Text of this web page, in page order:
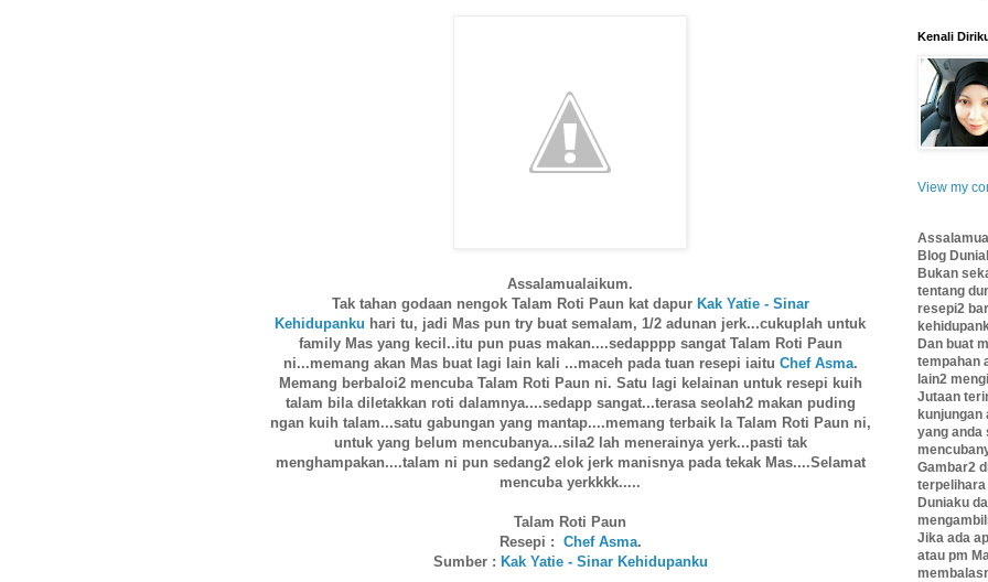
Assalamualaikum.
Tak tahan godaan nengok Talam Roti Paun kat dapur Kak Yatie - Sinar
Kehidupanku hari tu, jadi Mas pun try buat semalam, 1/2 adunan jerk...cukuplah untuk
family Mas yang kecil..itu pun puas makan....sedapppp sangat Talam Roti Paun
ni...memang akan Mas buat lagi lain kali ...maceh pada tuan resepi iaitu Chef Asma.
Memang berbaloi2 mencuba Talam Roti Paun ni. Satu lagi kelainan untuk resepi kuih
talam bila diletakkan roti dalamnya....sedapp sangat...terasa seolah2 makan puding
ngan kuih talam...satu gabungan yang mantap....memang terbaik la Talam Roti Paun ni,
untuk yang belum mencubanya...sila2 lah menerainya yerk...pasti tak
menghampakan....talam ni pun sedang2 elok jerk manisnya pada tekak Mas....Selamat
mencuba yerkkkk.....
Talam Roti Paun
Resepi : Chef Asma.
Sumber : Kak Yatie - Sinar Kehidupanku
Kenali
View my
Blog
Bukan
tentang
resepi2
Dan buat
tempahan
lain2
Jutaan
kunjungan
yang anda
Gambar2
terpelihara
Duniaku
Jika ada
atau pm